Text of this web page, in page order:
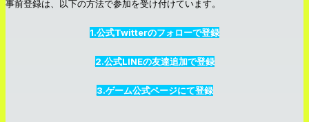
事前登録は、以下の方法で参加を受け付けています。
1.公式Twitterのフォローで登録
2.公式LINEの友達追加で登録
3.ゲーム公式ページにて登録